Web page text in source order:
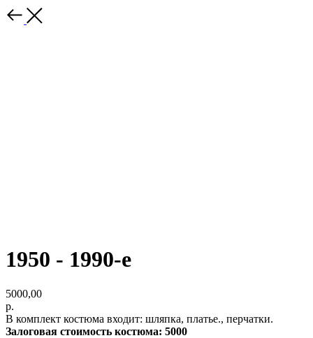
1950 - 1990-е
5000,00
р.
В комплект костюма входит: шляпка, платье., перчатки.
Залоговая стоимость костюма: 5000